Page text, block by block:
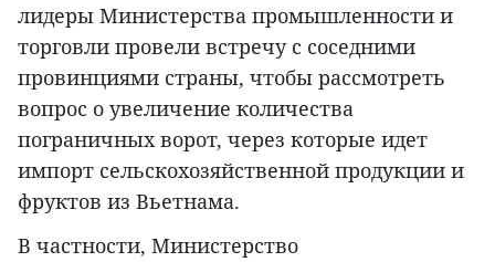
лидеры Министерства промышленности и
торговли провели встречу с соседними
провинциями страны, чтобы рассмотреть
вопрос о увеличение количества
пограничных ворот, через которые идет
импорт сельскохозяйственной продукции и
фруктов из Вьетнама.
В частности, Министерство